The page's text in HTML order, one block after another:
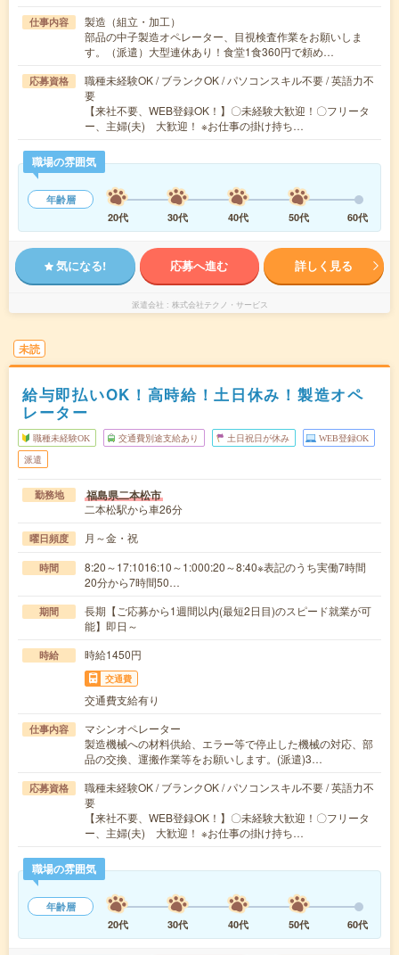
仕事内容
製造（組立・加工）
部品の中子製造オペレーター、目視検査作業をお願いしま
す。（派遣）大型連休あり！食堂1食360円で頼め…
応募資格
職種未経験OK / ブランクOK / パソコンスキル不要 / 英語力不
要
【来社不要、WEB登録OK！】〇未経験大歓迎！〇フリータ
ー、主婦(夫) 大歓迎！ ※お仕事の掛け持ち…
職場の雰囲気
年齢層
20代
30代 40代 50代 60代
気になる! 応募へ進む 詳しく見る
派遣会社 株式会社テクノ・サービス
未読
給与即払いOK！高時給！土日休み！製造オペ
レーター
職種未経験OK 交通費別途支給あり 土日祝日が休み WEB登録OK
派遣
勤務地 福島県二本松市
二本松駅から車26分
曜日頻度 月～金・祝
時間
8:20～17:1016:10～1:000:20～8:40※表記のうち実働7時間
20分から7時間50…
期間
長期【ご応募から1週間以内(最短2日目)のスピード就業が可
能】即日～
時給 時給1450円
交通費
交通費支給有り
仕事内容
マシンオペレーター
製造機械への材料供給、エラー等で停止した機械の対応、部
品の交換、運搬作業等をお願いします。(派遣)3…
応募資格
職種未経験OK / ブランクOK / パソコンスキル不要 / 英語力不
要
【来社不要、WEB登録OK！】〇未経験大歓迎！〇フリータ
ー、主婦(夫) 大歓迎！ ※お仕事の掛け持ち…
職場の雰囲気
年齢層
20代
30代 40代 50代 60代